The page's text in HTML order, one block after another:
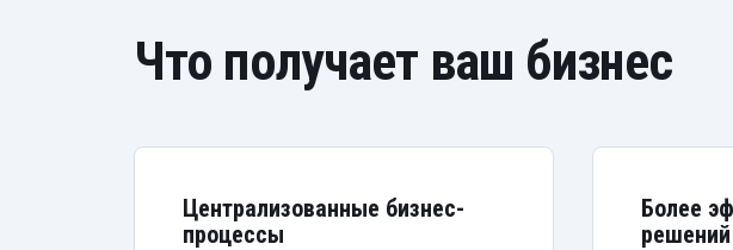
Что получает ваш бизнес
Централизованные бизнес-
процессы
Более
решений